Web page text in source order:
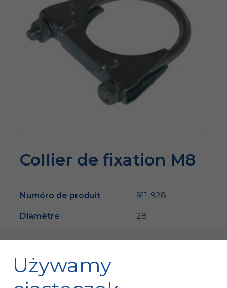
Collier de fixation M8
Numéro de produit 911-928
Diamètre 28
Używamy